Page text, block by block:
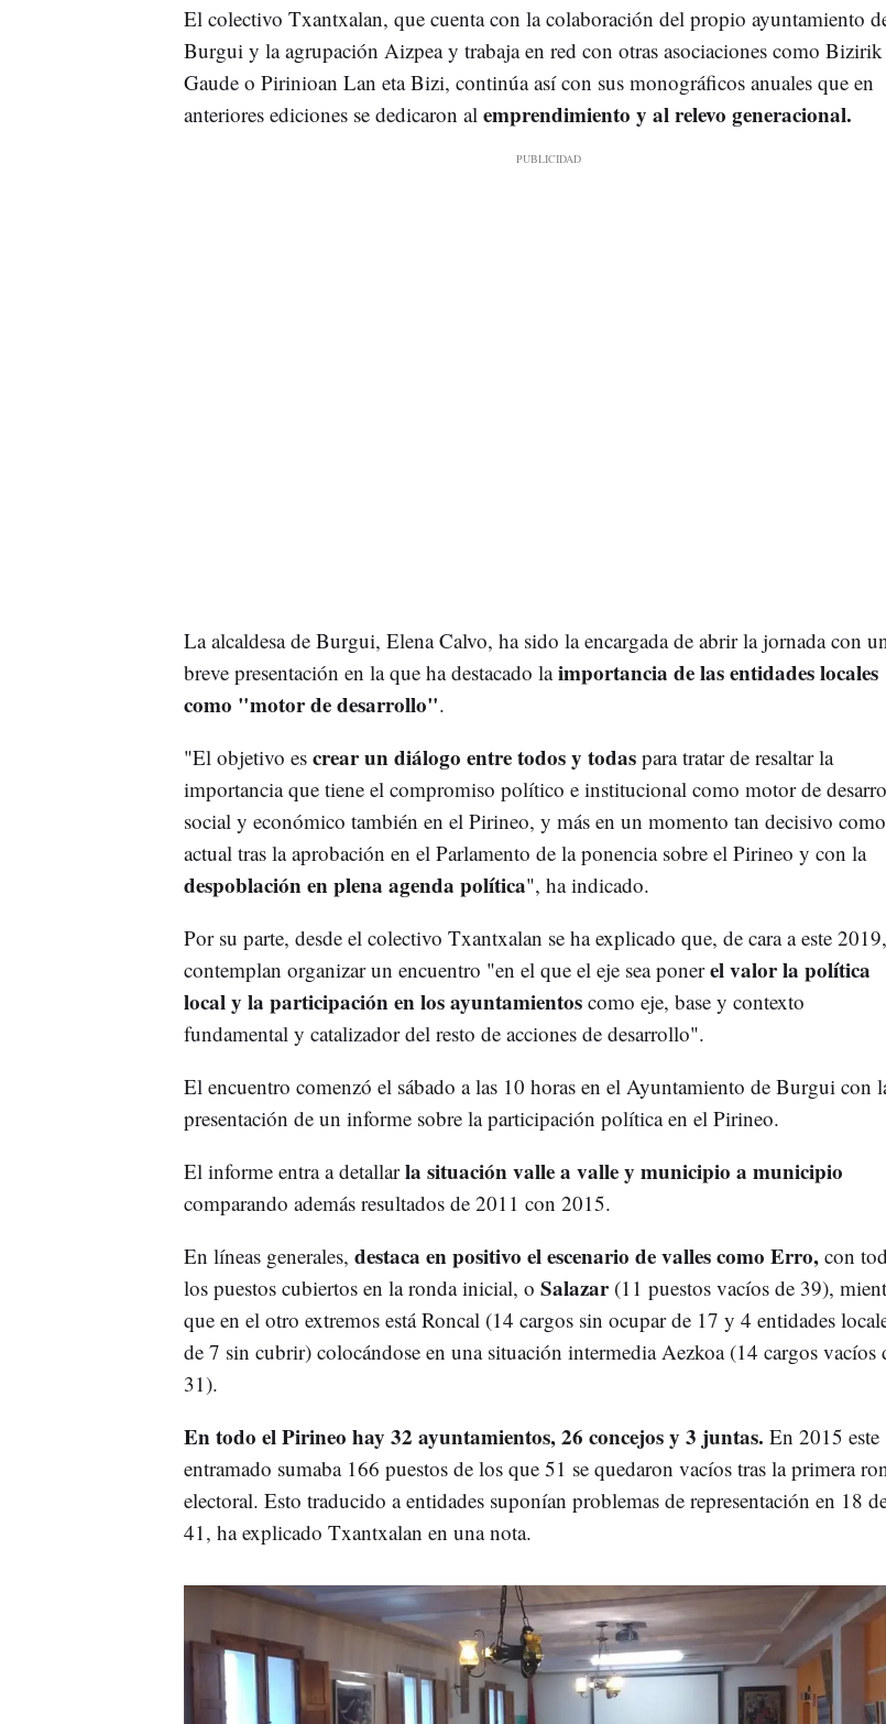
El colectivo Txantxalan, que cuenta con la colaboración del propio ayuntamiento
Burgui y la agrupación Aizpea y trabaja en red con otras asociaciones como Bizirik
Gaude o Pirinioan Lan eta Bizi, continúa así con sus monográficos anuales que en
anteriores ediciones se dedicaron al emprendimiento y al relevo generacional.
La alcaldesa de Burgui, Elena Calvo, ha sido la encargada de abrir la jornada con
breve presentación en la que ha destacado laimportancia de las entidades locales
como "motor de desarrollo".
"El objetivo es crear un diálogo entre todos y todas para tratar de resaltar la
importancia que tiene el compromiso político e institucional como motor de
social y económico también en el Pirineo, y más en un momento tan decisivo
actual tras la aprobación en el Parlamento de la ponencia sobre el Pirineo y con la
despoblación en plena agenda política", ha indicado.
Por su parte, desde el colectivo Txantxalan se ha explicado que, de cara a este 2019,
contemplan organizar un encuentro "en el que el eje sea ponerel valor la política
local y la participación en los ayuntamientoscomo eje, base y contexto
fundamental y catalizador del resto de acciones de desarrollo".
El encuentro comenzó el sábado a las 10 horas en el Ayuntamiento de Burgui con
presentación de un informe sobre la participación política en el Pirineo.
El informe entra a detallarla situación valle a valle y municipio a municipio
comparando además resultados de 2011 con 2015.
En líneas generales, destaca en positivo el escenario de valles como Erro,con
los puestos cubiertos en la ronda inicial, o Salazar (11 puestos vacíos de 39),
que en el otro extremos está Roncal (14 cargos sin ocupar de 17 y 4 entidades
de 7 sin cubrir) colocándose en una situación intermedia Aezkoa (14 cargos vacíos
31).
En todo el Pirineo hay 32 ayuntamientos, 26 concejos y 3 juntas. En 2015 este
entramado sumaba 166 puestos de los que 51 se quedaron vacíos tras la primera
electoral. Esto traducido a entidades suponían problemas de representación en 18
41, ha explicado Txantxalan en una nota.